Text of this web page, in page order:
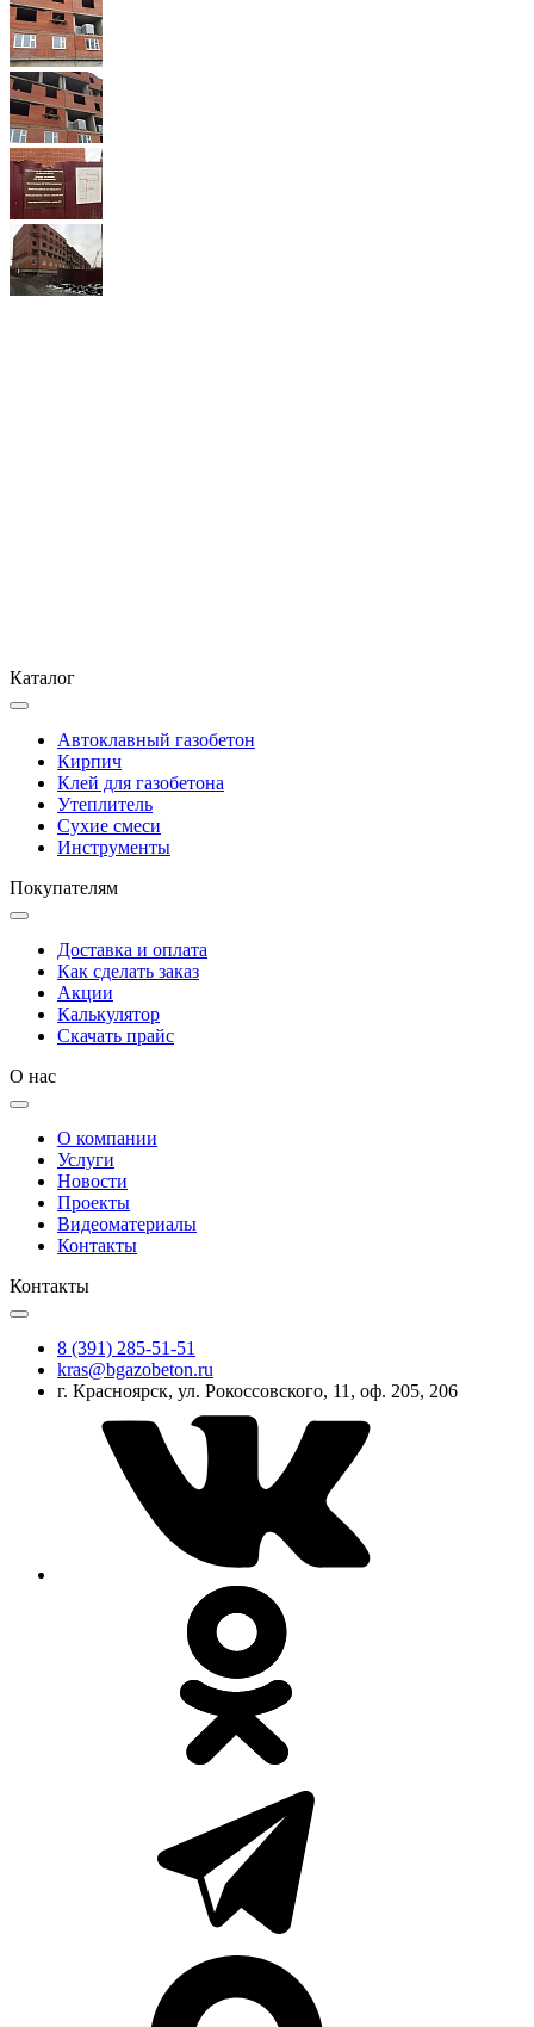
Каталог
Автоклавный газобетон
Кирпич
Клей для газобетона
Утеплитель
Сухие смеси
Инструменты
Покупателям
Доставка и оплата
Как сделать заказ
Акции
Калькулятор
Скачать прайс
О нас
О компании
Услуги
Новости
Проекты
Видеоматериалы
Контакты
Контакты
8 (391) 285-51-51
kras@bgazobeton.ru
г. Красноярск, ул. Рокоссовского, 11, оф. 205, 206